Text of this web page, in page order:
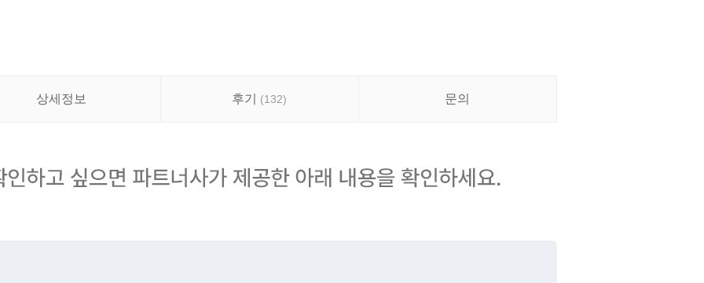
상세정보 후기 (132) 문의